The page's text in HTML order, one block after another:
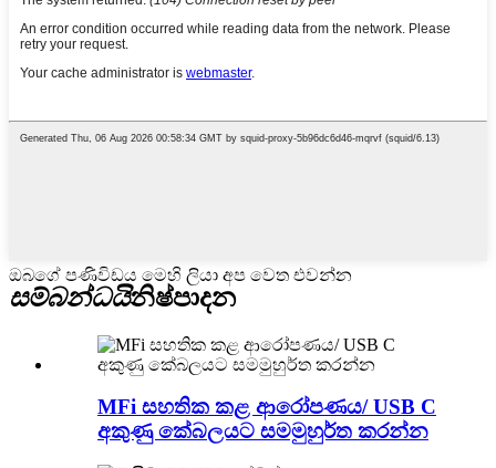
ඔබගේ පණිවිඩය මෙහි ලියා අප වෙත එවන්න
සම්බන්ධයිනිෂ්පාදන
MFi සහතික කළ ආරෝපණය/ USB C
අකුණු කේබලයට සමමුහුර්ත කරන්න